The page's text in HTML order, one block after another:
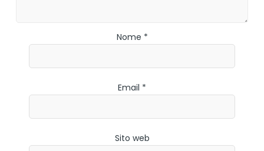
Nome *
Email *
Sito web